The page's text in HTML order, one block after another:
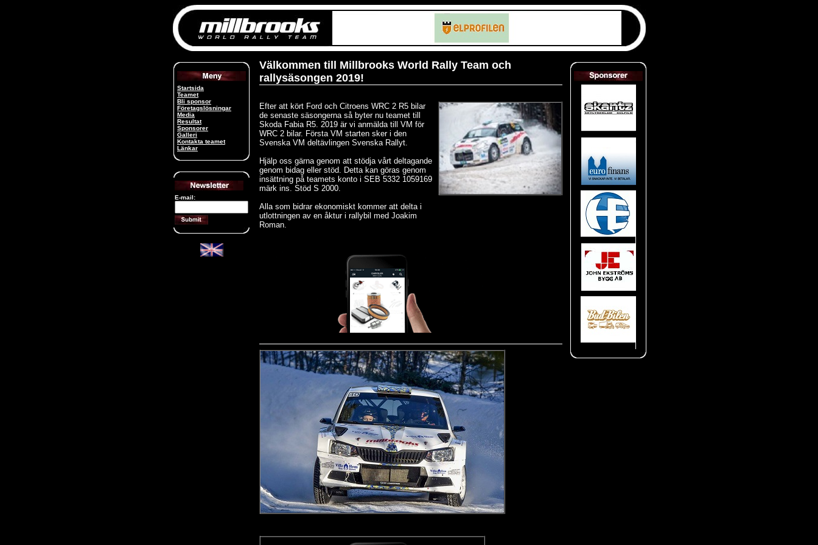
Startsida
Teamet
Bli sponsor
Företagslösningar
Media
Resultat
Sponsorer
Galleri
Kontakta teamet
Länkar
E-mail:
Välkommen till Millbrooks World Rally Team och
rallysäsongen 2019!
Efter att kört Ford och Citroens WRC 2 R5 bilar
de senaste säsongerna så byter nu teamet till
Skoda Fabia R5. 2019 är vi anmälda till VM för
WRC 2 bilar. Första VM starten sker i den
Svenska VM deltävlingen Svenska Rallyt.
Hjälp oss gärna genom att stödja vårt deltagande
genom bidag eller stöd. Detta kan göras genom
insättning på teamets konto i SEB 5332 1059169
märk ins. Stöd S 2000.
Alla som bidrar ekonomiskt kommer att delta i
utlottningen av en åktur i rallybil med Joakim
Roman.